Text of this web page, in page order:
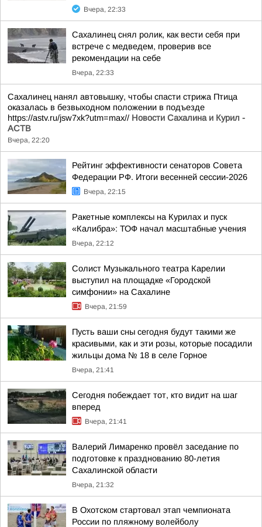
Вчера, 22:33
Сахалинец снял ролик, как вести себя при
встрече с медведем, проверив все
рекомендации на себе
Вчера, 22:33
Сахалинец нанял автовышку, чтобы спасти стрижа Птица
оказалась в безвыходном положении в подъезде
https://astv.ru/jsw7xk?utm=max// Новости Сахалина и Курил -
АСТВ
Вчера, 22:20
Рейтинг эффективности сенаторов Совета
Федерации РФ. Итоги весенней сессии-2026
Вчера, 22:15
Ракетные комплексы на Курилах и пуск
«Калибра»: ТОФ начал масштабные учения
Вчера, 22:12
Солист Музыкального театра Карелии
выступил на площадке «Городской
симфонии» на Сахалине
Вчера, 21:59
Пусть ваши сны сегодня будут такими же
красивыми, как и эти розы, которые посадили
жильцы дома № 18 в селе Горное
Вчера, 21:41
Сегодня побеждает тот, кто видит на шаг
вперед
Вчера, 21:41
Валерий Лимаренко провёл заседание по
подготовке к празднованию 80-летия
Сахалинской области
Вчера, 21:32
В Охотском стартовал этап чемпионата
России по пляжному волейболу